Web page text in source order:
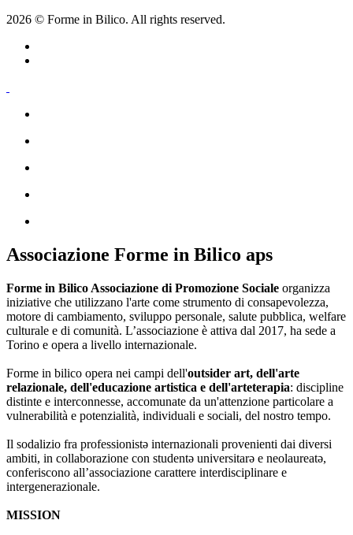
2026 © Forme in Bilico. All rights reserved.
Associazione Forme in Bilico aps
Forme in Bilico Associazione di Promozione Sociale organizza
iniziative che utilizzano l'arte come strumento di consapevolezza,
motore di cambiamento, sviluppo personale, salute pubblica, welfare
culturale e di comunità. L’associazione è attiva dal 2017, ha sede a
Torino e opera a livello internazionale.
Forme in bilico opera nei campi dell'outsider art, dell'arte
relazionale, dell'educazione artistica e dell'arteterapia: discipline
distinte e interconnesse, accomunate da un'attenzione particolare a
vulnerabilità e potenzialità, individuali e sociali, del nostro tempo.
Il sodalizio fra professionistə internazionali provenienti dai diversi
ambiti, in collaborazione con studentə universitarə e neolaureatə,
conferiscono all’associazione carattere interdisciplinare e
intergenerazionale.
MISSION